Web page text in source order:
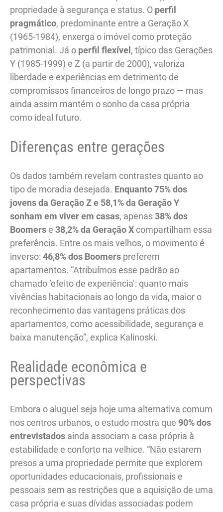
propriedade à segurança e status. O perfil
pragmático, predominante entre a Geração X
(1965-1984), enxerga o imóvel como proteção
patrimonial. Já o perfil flexível , típico das Gerações
Y (1985-1999) e Z (a partir de 2000), valoriza
liberdade e experiências em detrimento de
compromissos financeiros de longo prazo — mas
ainda assim mantém o sonho da casa própria
como ideal futuro.
Diferenças entre gerações
Os dados também revelam contrastes quanto ao
tipo de moradia desejada. Enquanto 75% dos
jovens da Geração Z e 58,1% da Geração Y
sonham em viver em casas, apenas38% dos
Boomers e 38,2% da Geração X compartilham essa
preferência. Entre os mais velhos, o movimento é
inverso: 46,8% dos Boomers preferem
apartamentos. “Atribuímos esse padrão ao
chamado ‘efeito de experiência’: quanto mais
vivências habitacionais ao longo da vida, maior o
reconhecimento das vantagens práticas dos
apartamentos, como acessibilidade, segurança e
baixa manutenção”, explica Kalinoski.
Realidade econômica e
perspectivas
Embora o aluguel seja hoje uma alternativa comum
nos centros urbanos, o estudo mostra que 90% dos
entrevistados ainda associam a casa própria à
estabilidade e conforto na velhice. “Não estarem
presos a uma propriedade permite que explorem
oportunidades educacionais, profissionais e
pessoais sem as restrições que a aquisição de uma
casa própria e suas dívidas associadas podem